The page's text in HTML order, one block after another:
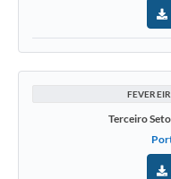
Terceiro